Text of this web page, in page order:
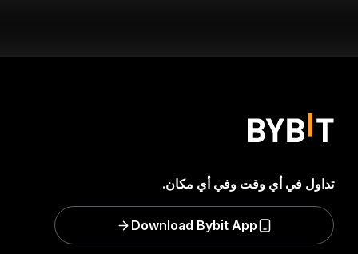
تداول في أي وقت وفي أي مكان.
Download Bybit App